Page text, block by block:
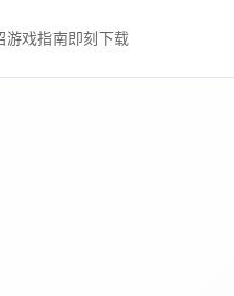
游戏指南即刻下载